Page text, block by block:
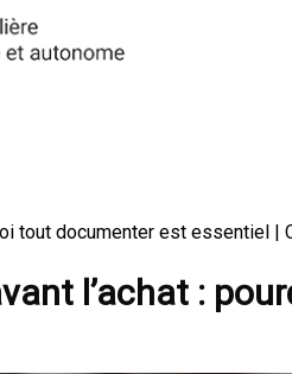
tout documenter est essentiel |
l’achat :